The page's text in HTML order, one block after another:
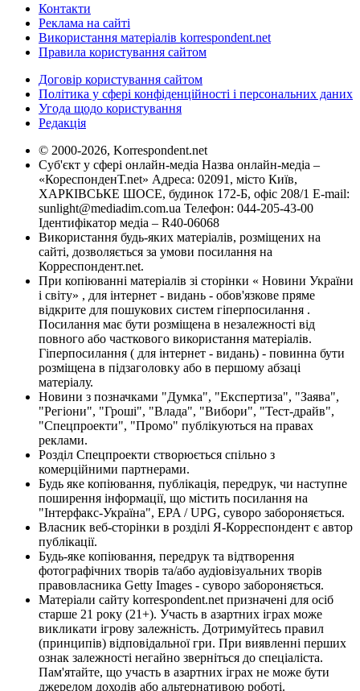
Контакти
Реклама на сайті
Використання матеріалів korrespondent.net
Правила користування сайтом
Договір користування сайтом
Політика у сфері конфіденційності і персональних даних
Угода щодо користування
Редакція
© 2000-2026, Korrespondent.net
Суб'єкт у сфері онлайн-медіа Назва онлайн-медіа –
«КореспонденТ.net» Адреса: 02091, місто Київ,
ХАРКІВСЬКЕ ШОСЕ, будинок 172-Б, офіс 208/1 E-mail:
sunlight@mediadim.com.ua Телефон: 044-205-43-00
Ідентифікатор медіа – R40-06068
Використання будь-яких матеріалів, розміщених на
сайті, дозволяється за умови посилання на
Корреспондент.net.
При копіюванні матеріалів зі сторінки « Новини України
і світу» , для інтернет - видань - обов'язкове пряме
відкрите для пошукових систем гіперпосилання .
Посилання має бути розміщена в незалежності від
повного або часткового використання матеріалів.
Гіперпосилання ( для інтернет - видань) - повинна бути
розміщена в підзаголовку або в першому абзаці
матеріалу.
Новини з позначками "Думка", "Експертиза", "Заява",
"Регіони", "Гроші", "Влада", "Вибори", "Тест-драйв",
"Спецпроекти", "Промо" публікуються на правах
реклами.
Розділ Спецпроекти створюється спільно з
комерційними партнерами.
Будь яке копіювання, публікація, передрук, чи наступне
поширення інформації, що містить посилання на
"Інтерфакс-Україна", EPA / UPG, суворо забороняється.
Власник веб-сторінки в розділі Я-Корреспондент є автор
публікації.
Будь-яке копіювання, передрук та відтворення
фотографічних творів та/або аудіовізуальних творів
правовласника Getty Images - суворо забороняється.
Матеріали сайту korrespondent.net призначені для осіб
старше 21 року (21+). Участь в азартних іграх може
викликати ігрову залежність. Дотримуйтесь правил
(принципів) відповідальної гри. При виявленні перших
ознак залежності негайно зверніться до спеціаліста.
Пам'ятайте, що участь в азартних іграх не може бути
джерелом доходів або альтернативою роботі.